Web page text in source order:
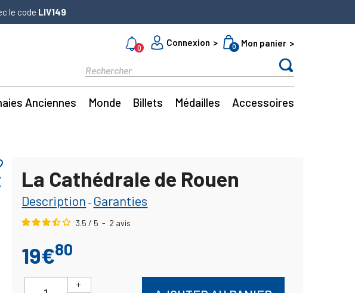
le code LIV149
0
Connexion 0 Mon panier
Anciennes Monde Billets Médailles Accessoires
La Cathédrale de Rouen
Description - Garanties
3.5 / 5 - 2 avis
19€80